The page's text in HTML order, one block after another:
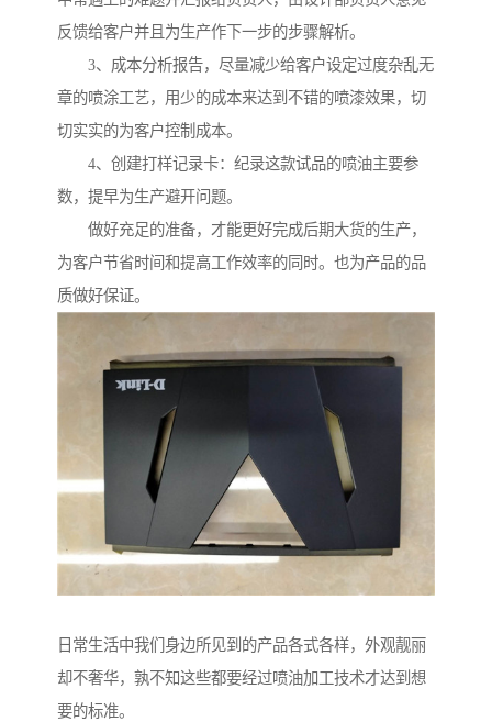
反馈给客户并且为生产作下一步的步骤解析。
3、成本分析报告，尽量减少给客户设定过度杂乱无
章的喷涂工艺，用少的成本来达到不错的喷漆效果，切
切实实的为客户控制成本。
4、创建打样记录卡：纪录这款试品的喷油主要参
数，提早为生产避开问题。
做好充足的准备，才能更好完成后期大货的生产，
为客户节省时间和提高工作效率的同时。也为产品的品
质做好保证。
日常生活中我们身边所见到的产品各式各样，外观靓丽
却不奢华，孰不知这些都要经过喷油加工技术才达到想
要的标准。